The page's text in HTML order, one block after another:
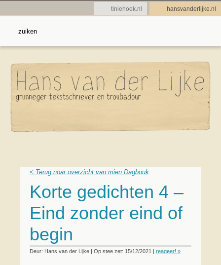
hansvanderlijke.nl
tiniehoek.nl
< Terug noar overzicht van mien Dagbouk
Korte gedichten 4 –
Eind zonder eind of
begin
Deur: Hans van der Lijke | Op stee zet: 15/12/2021 | reageer! »